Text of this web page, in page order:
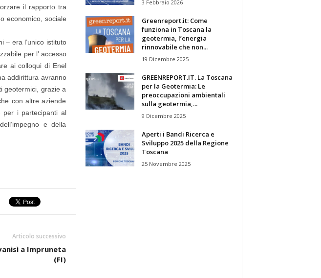
il rapporto tra
economico, sociale
– era l’unico istituto
per l’ accesso
ai colloqui di Enel
addirittura avranno
geotermici, grazie a
con altre aziende
per i partecipanti al
e della
Articolo successivo
a Impruneta
(FI)
3 Febbraio 2026
Greenreport.it: Come
funziona in Toscana la
geotermia, l’energia
rinnovabile che non...
19 Dicembre 2025
GREENREPORT.IT. La Toscana
per la Geotermia: Le
preoccupazioni ambientali
sulla geotermia,...
9 Dicembre 2025
Aperti i Bandi Ricerca e
Sviluppo 2025 della Regione
Toscana
25 Novembre 2025